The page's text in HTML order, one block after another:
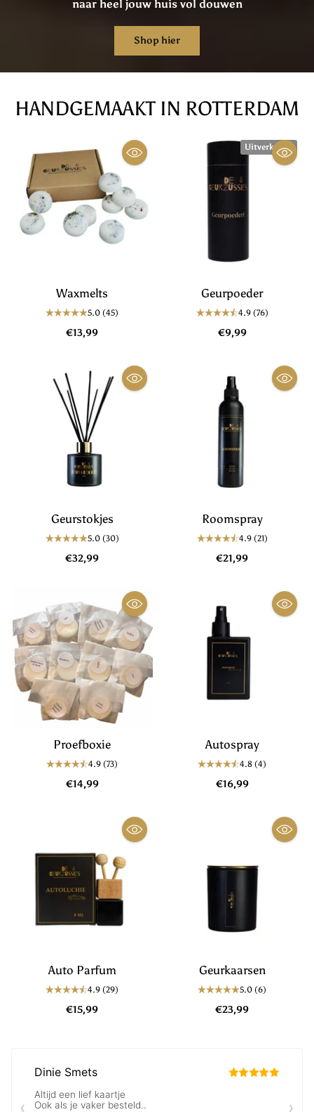
naar heel jouw huis vol douwen
Shop hier
HANDGEMAAKT IN ROTTERDAM
Waxmelts
5.0 (45)
€13,99
Uitverkocht
Geurpoeder
4.9 (76)
€9,99
Geurstokjes
5.0 (30)
€32,99
Roomspray
4.9 (21)
€21,99
Proefboxie
4.9 (73)
€14,99
Autospray
4.8 (4)
€16,99
Auto Parfum
4.9 (29)
€15,99
Geurkaarsen
5.0 (6)
€23,99